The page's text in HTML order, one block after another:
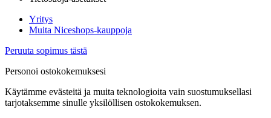
Yritys
Muita Niceshops-kauppoja
Peruuta sopimus tästä
Personoi ostokokemuksesi
Käytämme evästeitä ja muita teknologioita vain suostumuksellasi
tarjotaksemme sinulle yksilöllisen ostokokemuksen.